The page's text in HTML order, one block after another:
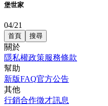
堡世家
04/21
首頁 搜尋
關於
隱私權政策服務條款
幫助
新版FAQ官方公告
其他
行銷合作徵才訊息